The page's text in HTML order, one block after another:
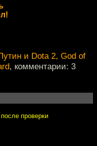
и Dota 2, God of
, комментарии: 3
проверки